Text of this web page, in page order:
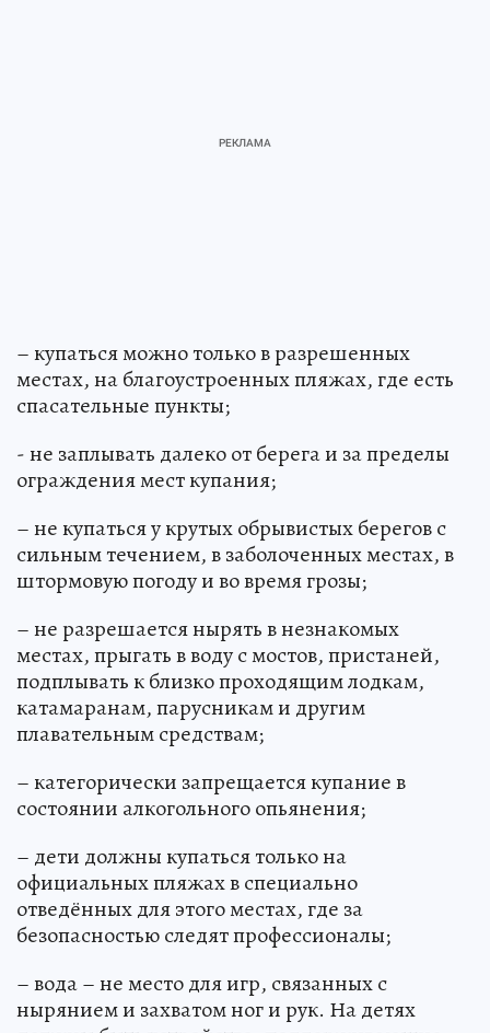
– купаться можно только в разрешенных
местах, на благоустроенных пляжах, где есть
спасательные пункты;
- не заплывать далеко от берега и за пределы
ограждения мест купания;
– не купаться у крутых обрывистых берегов с
сильным течением, в заболоченных местах, в
штормовую погоду и во время грозы;
– не разрешается нырять в незнакомых
местах, прыгать в воду с мостов, пристаней,
подплывать к близко проходящим лодкам,
катамаранам, парусникам и другим
плавательным средствам;
– категорически запрещается купание в
состоянии алкогольного опьянения;
– дети должны купаться только на
официальных пляжах в специально
отведённых для этого местах, где за
безопасностью следят профессионалы;
– вода – не место для игр, связанных с
нырянием и захватом ног и рук. На детях